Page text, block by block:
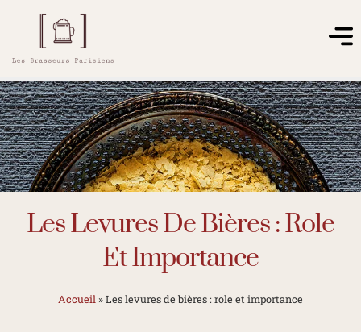
Les Levures De Bières : Role
Et Importance
Accueil »Les levures de bières : role et importance